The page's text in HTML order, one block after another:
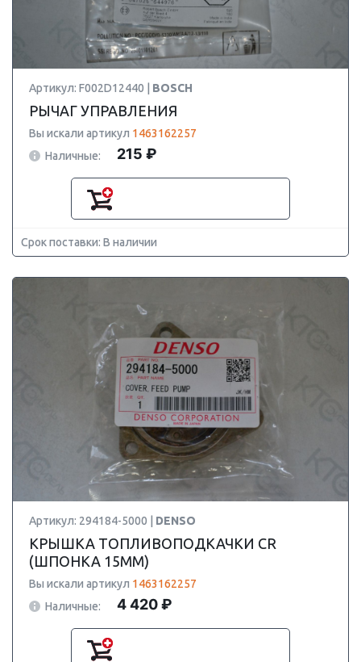
Артикул: F002D12440 | BOSCH
РЫЧАГ УПРАВЛЕНИЯ
Вы искали артикул 1463162257
Наличные:
215 ₽
Срок поставки: В наличии
Артикул: 294184-5000 | DENSO
КРЫШКА ТОПЛИВОПОДКАЧКИ CR
(ШПОНКА 15ММ)
Вы искали артикул 1463162257
Наличные:
4 420 ₽